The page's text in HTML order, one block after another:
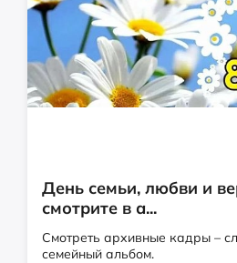
День семьи, любви и
смотрите в а...
Смотреть архивные кадры –
семейный альбом.